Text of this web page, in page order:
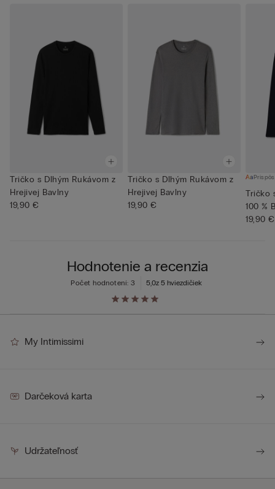
Tričko s Dlhým Rukávom z
Hrejivej Bavlny
19,90 €
Tričko s Dlhým Rukávom z
Hrejivej Bavlny
19,90 €
Tričko
100 %
19,90 €
Hodnotenie a recenzia
5,0z 5 hviezdičiek
Počet hodnotení: 3
My Intimissimi
Darčeková karta
Udržateľnosť